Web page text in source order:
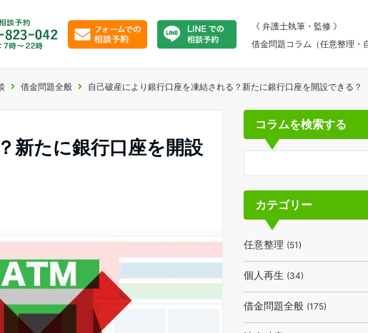
《 弁護士執筆・監修 》
借金問題コラム（任意整理・
借金問題全般 自己破産により銀行口座を凍結される？新たに銀行口座を開設できる？
新たに銀行口座を開設
コラムを検索する
カテゴリー
任意整理 (51)
個人再生 (34)
借金問題全般 (175)